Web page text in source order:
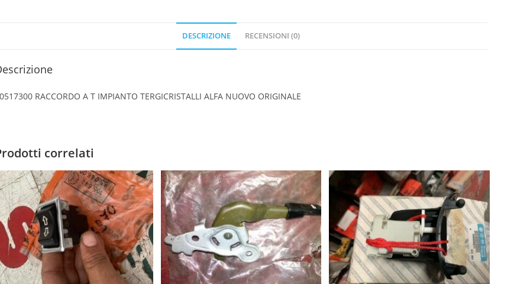
DESCRIZIONE RECENSIONI (0)
RACCORDO A T IMPIANTO TERGICRISTALLI ALFA NUOVO ORIGINALE
correlati